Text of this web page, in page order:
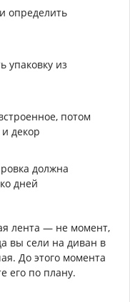
определить
упаковку из
потом
декор
должна
дней
лента — не момент,
вы сели на диван в
До этого момента
его по плану.